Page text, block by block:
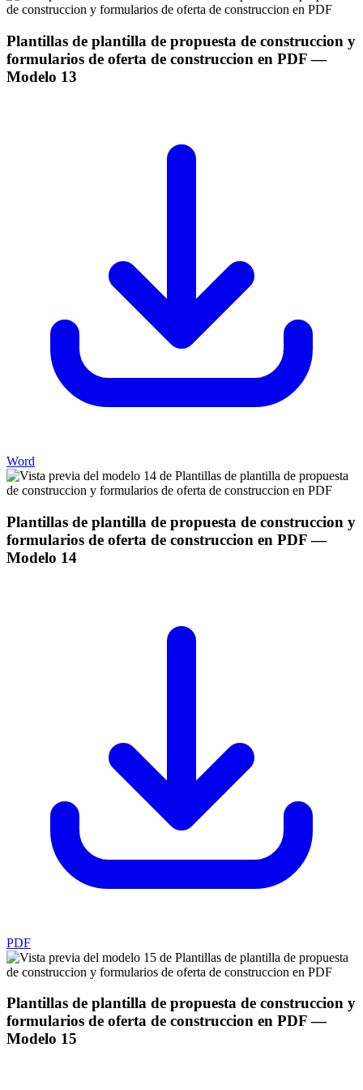
Plantillas de plantilla de propuesta de construccion y
formularios de oferta de construccion en PDF—
Modelo 13
Word
Plantillas de plantilla de propuesta de construccion y
formularios de oferta de construccion en PDF—
Modelo 14
PDF
Plantillas de plantilla de propuesta de construccion y
formularios de oferta de construccion en PDF—
Modelo 15